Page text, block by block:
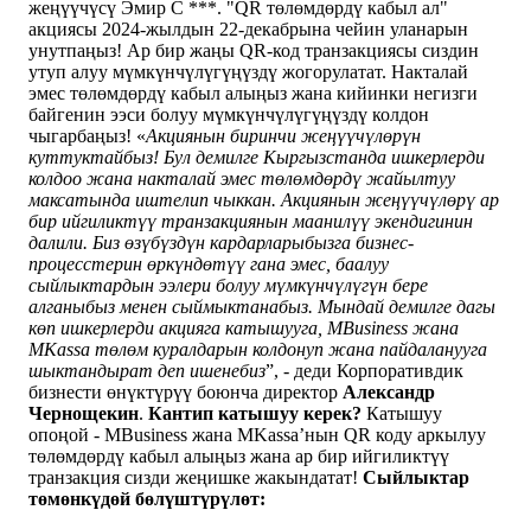
жеңүүчүсү Эмир С ***. "QR төлөмдөрдү кабыл ал"
акциясы 2024-жылдын 22-декабрына чейин уланарын
унутпаңыз! Ар бир жаңы QR-код транзакциясы сиздин
утуп алуу мүмкүнчүлүгүңүздү жогорулатат. Накталай
эмес төлөмдөрдү кабыл алыңыз жана кийинки негизги
байгенин ээси болуу мүмкүнчүлүгүңүздү колдон
чыгарбаңыз! «Акциянын биринчи жеңүүчүлөрүн
куттуктайбыз! Бул демилге Кыргызстанда ишкерлерди
колдоо жана накталай эмес төлөмдөрдү жайылтуу
максатында иштелип чыккан. Акциянын жеңүүчүлөрү ар
бир ийгиликтүү транзакциянын маанилүү экендигинин
далили. Биз өзүбүздүн кардарларыбызга бизнес-
процесстерин өркүндөтүү гана эмес, баалуу
сыйлыктардын ээлери болуу мүмкүнчүлүгүн бере
алганыбыз менен сыймыктанабыз. Мындай демилге дагы
көп ишкерлерди акцияга катышууга, MBusiness жана
MKassa төлөм куралдарын колдонуп жана пайдаланууга
шыктандырат деп ишенебиз”, - деди Корпоративдик
бизнести өнүктүрүү боюнча директор Александр
Чернощекин. Кантип катышуу керек? Катышуу
опоңой - MBusiness жана MKassa’нын QR коду аркылуу
төлөмдөрдү кабыл алыңыз жана ар бир ийгиликтүү
транзакция сизди жеңишке жакындатат! Сыйлыктар
төмөнкүдөй бөлүштүрүлөт: